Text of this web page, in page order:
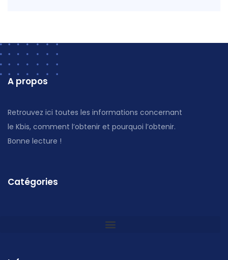
A propos
Retrouvez ici toutes les informations concernant
le Kbis, comment l’obtenir et pourquoi l’obtenir.
Bonne lecture !
Catégories